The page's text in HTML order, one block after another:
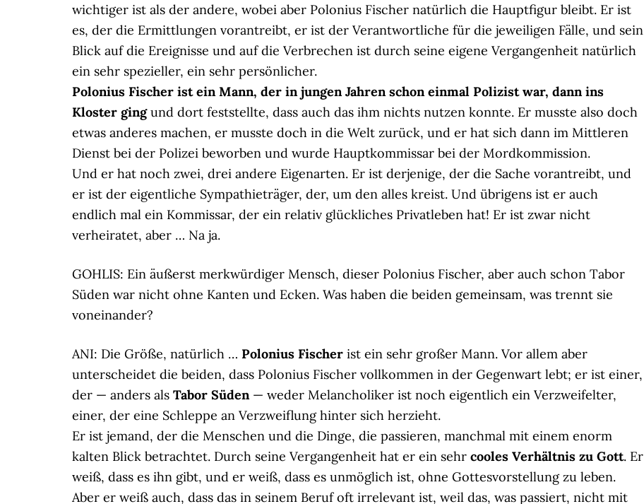
wichtiger ist als der andere, wobei aber Polonius Fischer natürlich die Hauptfigur bleibt. Er ist
es, der die Ermittlungen vorantreibt, er ist der Verantwortliche für die jeweiligen Fälle, und sein
Blick auf die Ereignisse und auf die Verbrechen ist durch seine eigene Vergangenheit natürlich
ein sehr spezieller, ein sehr persönlicher.
Polonius Fischer ist ein Mann, der in jungen Jahren schon einmal Polizist war, dann ins
Kloster gingund dort feststellte, dass auch das ihm nichts nutzen konnte. Er musste also doch
etwas anderes machen, er musste doch in die Welt zurück, und er hat sich dann im Mittleren
Dienst bei der Polizei beworben und wurde Hauptkommissar bei der Mordkommission.
Und er hat noch zwei, drei andere Eigenarten. Er ist derjenige, der die Sache vorantreibt, und
er ist der eigentliche Sympathieträger, der, um den alles kreist. Und übrigens ist er auch
endlich mal ein Kommissar, der ein relativ glückliches Privatleben hat! Er ist zwar nicht
verheiratet, aber … Na ja.
GOHLIS: Ein äußerst merkwürdiger Mensch, dieser Polonius Fischer, aber auch schon Tabor
Süden war nicht ohne Kanten und Ecken. Was haben die beiden gemeinsam, was trennt sie
voneinander?
ANI: Die Größe, natürlich … Polonius Fischer ist ein sehr großer Mann. Vor allem aber
unterscheidet die beiden, dass Polonius Fischer vollkommen in der Gegenwart lebt; er ist einer,
der — anders als Tabor Süden— weder Melancholiker ist noch eigentlich ein Verzweifelter,
einer, der eine Schleppe an Verzweiflung hinter sich herzieht.
Er ist jemand, der die Menschen und die Dinge, die passieren, manchmal mit einem enorm
kalten Blick betrachtet. Durch seine Vergangenheit hat er ein sehr cooles Verhältnis zu Gott. Er
weiß, dass es ihn gibt, und er weiß, dass es unmöglich ist, ohne Gottesvorstellung zu leben.
Aber er weiß auch, dass das in seinem Beruf oft irrelevant ist, weil das, was passiert, nicht mit